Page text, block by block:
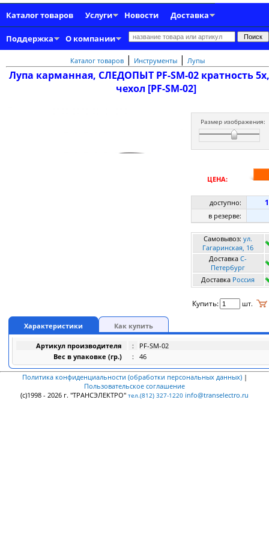
Каталог товаров Услуги Новости Доставка
Поддержка О компании
Каталог товаров | Инструменты | Лупы
Лупа карманная, СЛЕДОПЫТ PF-SM-02 кратность
чехол [PF-SM-02]
Размер изображения:
ЦЕНА:
доступно:
в резерве:
Самовывоз: ул.
Гагаринская, 16
Доставка C-
Петербург
Доставка Россия
Купить: шт.
Характеристики Как купить
Артикул производителя :
PF-SM-02
Вес в упаковке (гр.)
: 46
Политика конфиденциальности (обработки персональных данных) |
Пользовательское соглашение
(c)1998 - 2026 г. "ТРАНСЭЛЕКТРО" тел.(812) 327-1220 info@transelectro.ru